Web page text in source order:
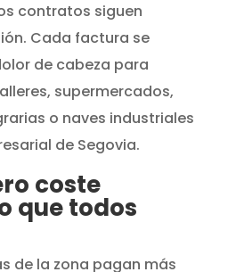
contratos siguen
Cada factura se
de cabeza para
supermercados,
o naves industriales
de Segovia.
coste
que todos
de la zona pagan más